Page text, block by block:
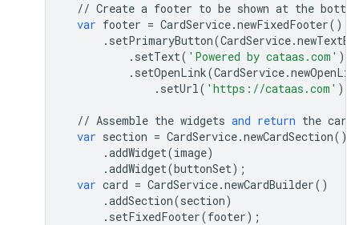
// Create a footer to be shown at the bottom
var footer = CardService.newFixedFooter()
. setPrimaryButton(CardService.
. setText( 'Powered by cataas.com' )
. setOpenLink(CardService.
. setUrl( 'https://cataas.com'
// Assemble the widgets and return the card
var section = CardService.newCardSection()
.addWidget(image)
.addWidget(buttonSet);
var card = CardService.newCardBuilder()
.addSection(section)
. setFixedFooter(footer);